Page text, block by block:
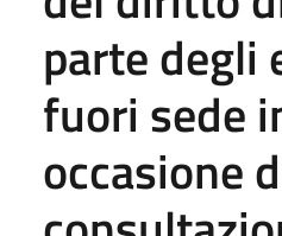
parte degli
fuori sede
occasione